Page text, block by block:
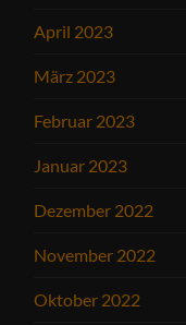
April 2023
März 2023
Februar 2023
Januar 2023
Dezember 2022
November 2022
Oktober 2022